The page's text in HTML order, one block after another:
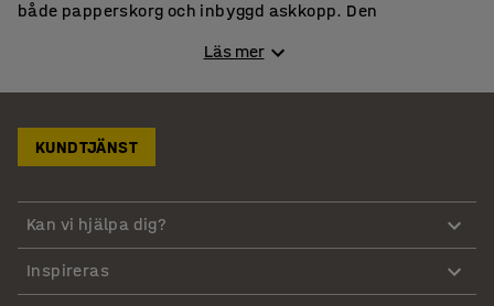
både papperskorg och inbyggd askkopp. Den
utomhusmiljöer. Köp även till en pedalhink för
inomhusbruk, som blir ett utmärkt komplement till
Papperskorg med vipplock
Gör ett gott första intryck på besökare och få en trevlig
och ren arbetsmiljö både inom- och utomhus med
papperskorgar. Vare sig du behöver en liten papperskorg
att ha under ditt skrivbord, en större sopkorg utanför din
Läs mer
KUNDTJÄNST
Kan vi hjälpa dig?
Inspireras